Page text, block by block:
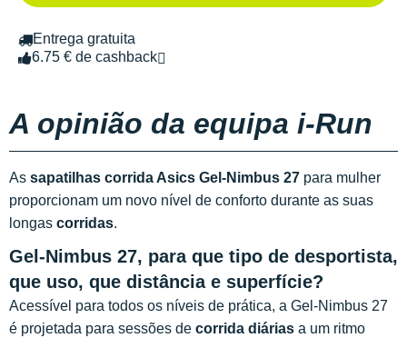
Entrega gratuita
6.75 € de cashback
A opinião da equipa i-Run
As sapatilhas corrida Asics Gel-Nimbus 27 para mulher
proporcionam um novo nível de conforto durante as suas
longas corridas.
Gel-Nimbus 27, para que tipo de desportista,
que uso, que distância e superfície?
Acessível para todos os níveis de prática, a Gel-Nimbus 27
é projetada para sessões de corrida diárias a um ritmo